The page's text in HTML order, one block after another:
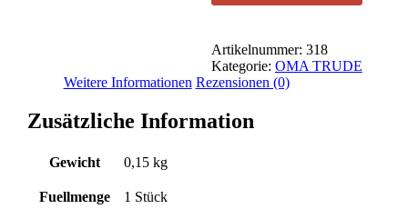
Artikelnummer: 318
Kategorie: OMA TRUDE
Weitere Informationen Rezensionen (0)
Zusätzliche Information
Gewicht 0,15 kg
Fuellmenge 1 Stück